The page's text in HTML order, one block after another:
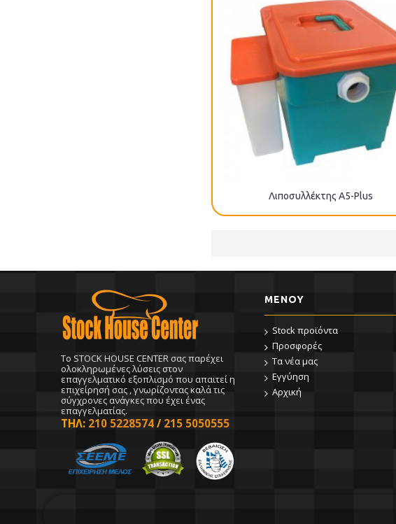
Λιποσυλλέκτης Α5-Plus
To STOCK HOUSE CENTER σας παρέχει
ολοκληρωμένες λύσεις στον
επαγγελματικό εξοπλισμό που απαιτεί η
επιχείρησή σας , γνωρίζοντας καλά τις
σύγχρονες ανάγκες που έχει ένας
επαγγελματίας.
ΤΗΛ: 210 5228574 / 215 5050555
ΜΕΝΟΥ
Stock προϊόντα
Προσφορές
Τα νέα μας
Εγγύηση
Αρχική